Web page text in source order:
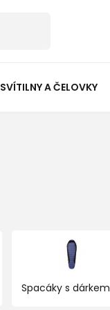
SVÍTILNY A ČELOVKY
Spacáky s dárkem